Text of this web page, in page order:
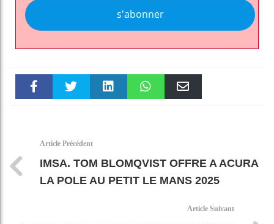
s'abonner
Article Précédent
IMSA. TOM BLOMQVIST OFFRE A ACURA
LA POLE AU PETIT LE MANS 2025
Article Suivant